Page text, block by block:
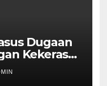
Dugaan
Kekerasan
Phone